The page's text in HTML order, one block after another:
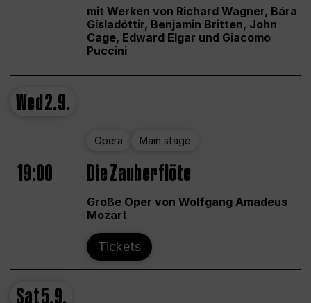
mit Werken von Richard Wagner, Bára
Gísladóttir, Benjamin Britten, John
Cage, Edward Elgar und Giacomo
Puccini
Wed2.9.
Opera Main stage
19:00 Die Zauberflöte
Große Oper von Wolfgang Amadeus
Mozart
Tickets